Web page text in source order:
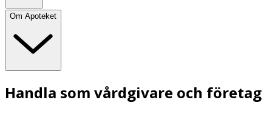
Om Apoteket
Handla som vårdgivare och företag